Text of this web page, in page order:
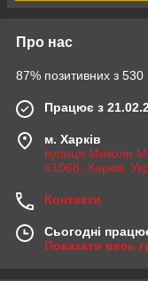
Про нас
87% позитивних з 530
Працює з
м. Харків
вулиця Миколи
61068, Харків,
Контакти
Сьогодні
Показати весь